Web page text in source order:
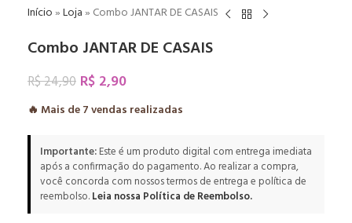
Início»Loja» Combo JANTAR DE CASAIS
Combo JANTAR DE CASAIS
R$24,90 R$ 2,90
🔥 Mais de7vendas realizadas
Importante:Este é um produto digital com entrega imediata
após a confirmação do pagamento. Ao realizar a compra,
você concorda com nossos termos de entrega e política de
reembolso.Leia nossa Política de Reembolso.